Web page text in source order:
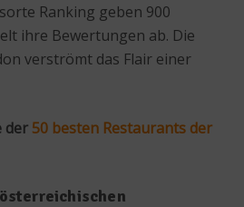
Ranking geben 900
ihre Bewertungen ab. Die
verströmt das Flair einer
der 50 besten Restaurants der